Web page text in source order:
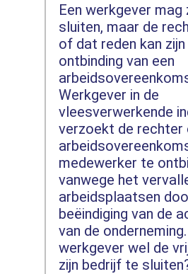
Een werkgever mag
sluiten, maar de
of dat reden kan
ontbinding van een
Werkgever in de
vleesverwerkende
verzoekt de rechter
medewerker te
vanwege het
arbeidsplaatsen
beëindiging van de
van de
werkgever wel de
zijn bedrijf te